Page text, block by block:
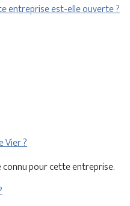
entreprise est-elle ouverte ?
Vier ?
connu pour cette entreprise.